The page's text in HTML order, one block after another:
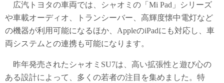
広汽トヨタの車両では、シャオミの「Mi Pad」シリーズ
や車載オーディオ、トランシーバー、高輝度懐中電灯など
の機器が利用可能になるほか、AppleのiPadにも対応し、車
両システムとの連携も可能になります。
昨年発売されたシャオミSU7は、高い拡張性と遊び心の
ある設計によって、多くの若者の注目を集めました。特